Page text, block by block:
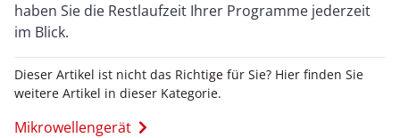
haben Sie die Restlaufzeit Ihrer Programme jederzeit
im Blick.
Dieser Artikel ist nicht das Richtige für Sie? Hier finden Sie
weitere Artikel in dieser Kategorie.
Mikrowellengerät